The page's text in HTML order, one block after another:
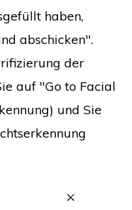
haben,
abschicken".
der
auf "Go to Facial
und Sie